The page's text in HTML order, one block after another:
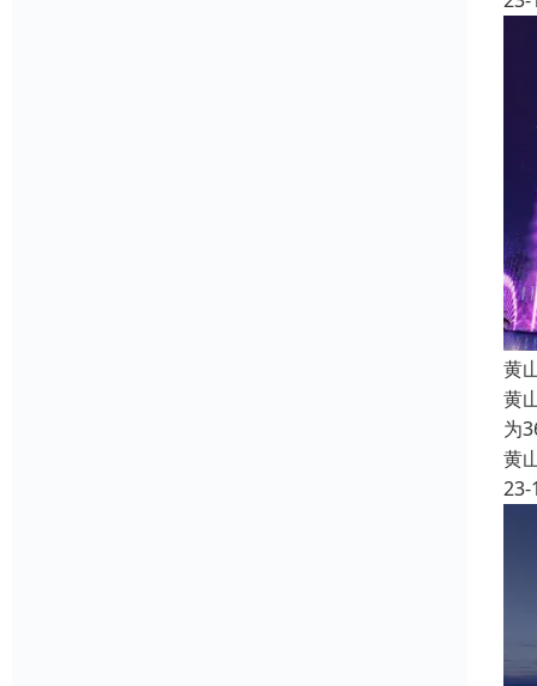
黄
黄
为
黄
23-